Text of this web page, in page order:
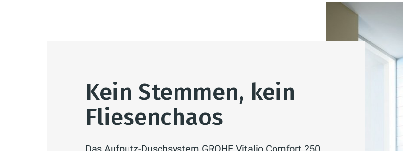
Kein Stemmen, kein
Fliesenchaos
Das Aufputz-Duschsystem GROHE Vitalio Comfort 250